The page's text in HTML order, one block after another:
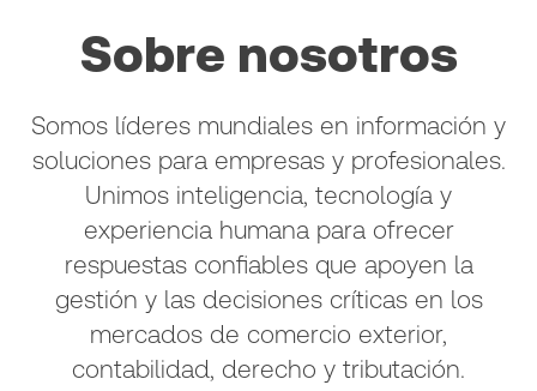
Sobre nosotros
Somos líderes mundiales en información y
soluciones para empresas y profesionales.
Unimos inteligencia, tecnología y
experiencia humana para ofrecer
respuestas confiables que apoyen la
gestión y las decisiones críticas en los
mercados de comercio exterior,
contabilidad, derecho y tributación.